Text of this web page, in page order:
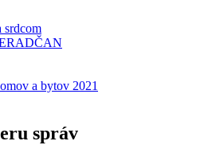
srdcom
a bytov 2021
správ